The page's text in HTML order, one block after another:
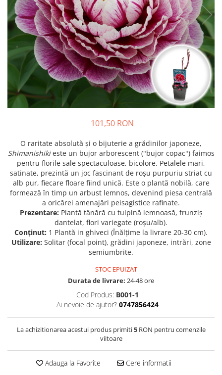
Bulbi de Echinacea
Bulbi de Frezie
Bulbi de Fritillaria
Bulbi de Gaillardia (Kokarda)
Bulbi de Gladiole
Bulbi de Irisi - Stanjenel
Bulbi de Lalele
Bulbi de Leucanthemum
Bulbi de Ranunculus
Bulbi de Tigridia
Bulbi de Zambile
Bulbi de Zantedeschia
Bulbi Sparaxis
Mixuri de Bulbi
Seminte de Flori
Seminte de Ierburi
Seminte de Legume/Fructe
Păr - Pyrus communis
Smochini - Ficus carica
Viță de Vie - Vitis
Zmeur - Rubus
101,50 RON
O raritate absolută și o bijuterie a grădinilor japoneze,
Shimanishikieste un bujor arborescent ("bujor copac") faimos
pentru florile sale spectaculoase, bicolore. Petalele mari,
satinate, prezintă un joc fascinant de roșu purpuriu striat cu
alb pur, fiecare floare fiind unică. Este o plantă nobilă, care
formează în timp un arbust lemnos, devenind piesa centrală
a oricărei amenajări peisagistice rafinate.
Prezentare: Plantă tânără cu tulpină lemnoasă, frunziș
dantelat, flori variegate (roșu/alb).
Conținut: 1 Plantă in ghiveci (Înălțime la livrare 20-30 cm).
Utilizare: Solitar (focal point), grădini japoneze, intrări, zone
semiumbrite.
STOC EPUIZAT
Durata de livrare: 24-48 ore
Cod Produs: B001-1
Ai nevoie de ajutor? 0747856424
La achizitionarea acestui produs primiti5RON pentru comenzile
viitoare
Adauga la Favorite Cere informatii